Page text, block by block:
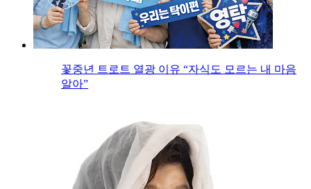
꽃중년 트로트 열광 이유 “자식도 모르는 내 마음
알아”